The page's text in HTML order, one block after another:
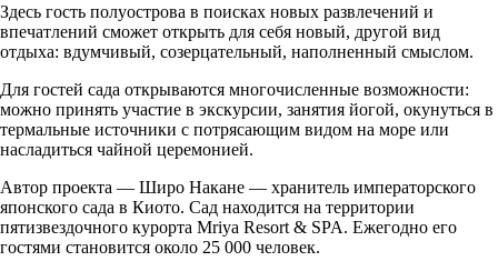
Здесь гость полуострова в поисках новых развлечений и
впечатлений сможет открыть для себя новый, другой вид
отдыха: вдумчивый, созерцательный, наполненный смыслом.
Для гостей сада открываются многочисленные возможности:
можно принять участие в экскурсии, занятия йогой, окунуться в
термальные источники с потрясающим видом на море или
насладиться чайной церемонией.
Автор проекта — Широ Накане — хранитель императорского
японского сада в Киото. Сад находится на территории
пятизвездочного курорта Mriya Resort & SPA. Ежегодно его
гостями становится около 25 000 человек.